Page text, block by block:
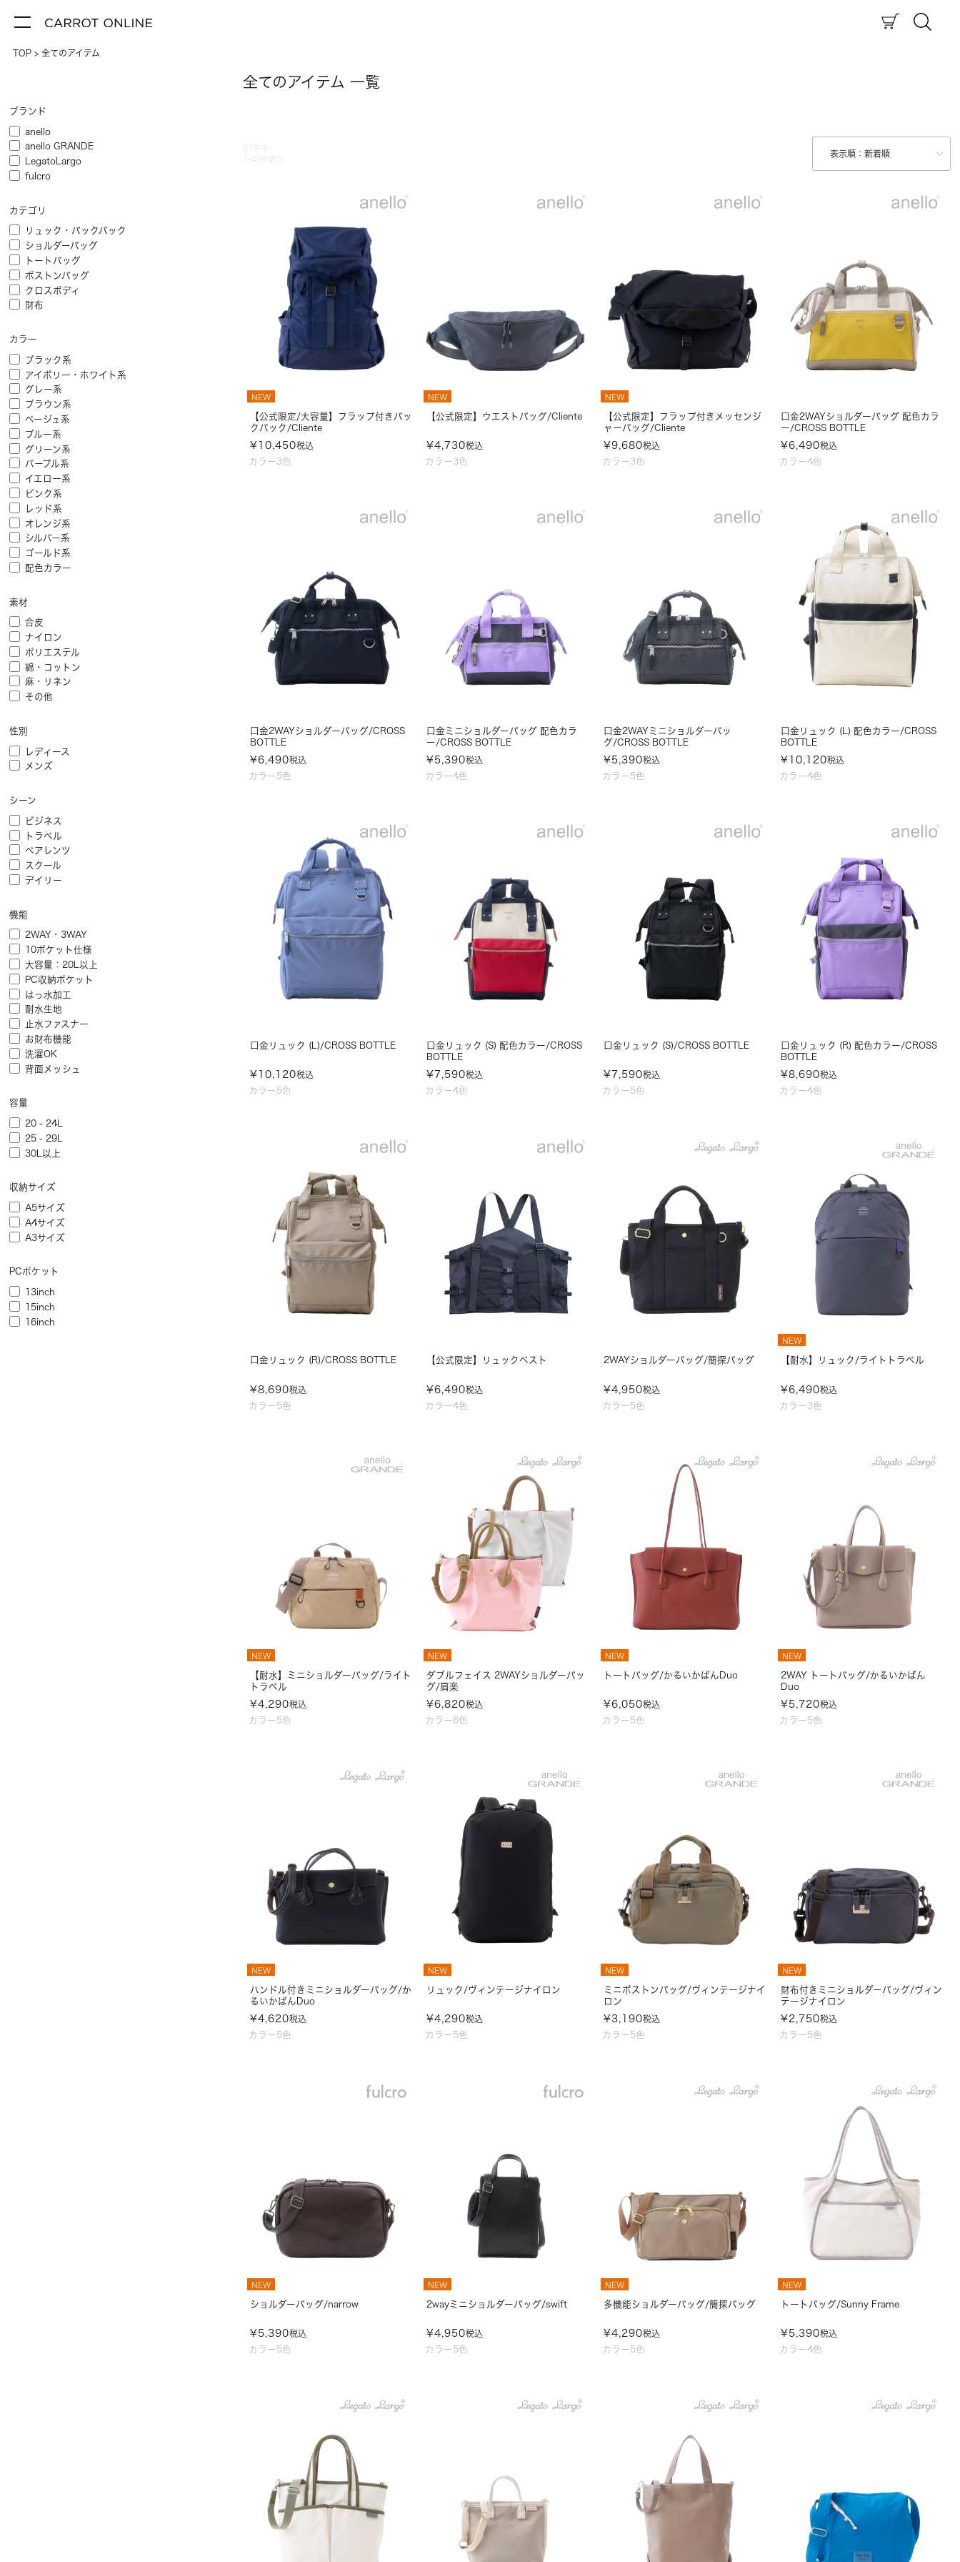
TOP 全てのアイテム
ブランド
anello
anello GRANDE
LegatoLargo
fulcro
カテゴリ
リュック・バックパック
ショルダーバッグ
トートバッグ
ボストンバッグ
クロスボディ
財布
カラー
ブラック系
アイボリー・ホワイト系
グレー系
ブラウン系
ベージュ系
ブルー系
グリーン系
パープル系
イエロー系
ピンク系
レッド系
オレンジ系
シルバー系
ゴールド系
配色カラー
素材
合皮
ナイロン
ポリエステル
綿・コットン
麻・リネン
その他
性別
レディース
メンズ
シーン
ビジネス
トラベル
ペアレンツ
スクール
デイリー
機能
2WAY・3WAY
10ポケット仕様
大容量：20L以上
PC収納ポケット
はっ水加工
耐水生地
止水ファスナー
お財布機能
洗濯OK
背面メッシュ
容量
20 - 24L
25 - 29L
30L以上
収納サイズ
A5サイズ
A4サイズ
A3サイズ
PCポケット
13inch
15inch
16inch
全てのアイテム 一覧
カラー3色
NEW
【公式限定/大容量】フラップ付きバッ
クパック/Cliente
¥ 10,450税込
カラー3色
NEW
【公式限定】ウエストバッグ/Cliente
¥4,730税込
カラー3色
NEW
【公式限定】フラップ付きメッセンジ
ャーバッグ/Cliente
¥9,680税込
カラー4色
口金2WAYショルダーバッグ 配色カラ
ー/CROSS BOTTLE
¥6,490税込
カラー5色
口金2WAYショルダーバッグ/CROSS
BOTTLE
¥6,490税込
カラー4色
口金ミニショルダーバッグ 配色カラ
ー/CROSS BOTTLE
¥ 5,390税込
カラー5色
口金2WAYミニショルダーバッ
グ/CROSS BOTTLE
¥ 5,390税込
カラー4色
口金リュック (L) 配色カラー/CROSS
BOTTLE
¥ 10,120税込
カラー5色
口金リュック (L)/CROSS BOTTLE
¥ 10,120税込
カラー4色
口金リュック (S) 配色カラー/CROSS
BOTTLE
¥ 7,590税込
カラー5色
口金リュック (S)/CROSS BOTTLE
¥ 7,590税込
カラー4色
口金リュック (R) 配色カラー/CROSS
BOTTLE
¥8,690税込
カラー5色
口金リュック (R)/CROSS BOTTLE
¥8,690税込
カラー4色
【公式限定】リュックベスト
¥6,490税込
カラー5色
2WAYショルダーバッグ/簡探バッグ
¥4,950税込
カラー3色
NEW
【耐水】リュック/ライトトラベル
¥6,490税込
カラー5色
NEW
【耐水】ミニショルダーバッグ/ライト
トラベル
¥4,290税込
カラー6色
NEW
ダブルフェイス 2WAYショルダーバッ
グ/肩楽
¥6,820税込
カラー5色
NEW
トートバッグ/かるいかばんDuo
¥6,050税込
カラー5色
NEW
2WAY トートバッグ/かるいかばん
Duo
¥5,720税込
カラー5色
NEW
ハンドル付きミニショルダーバッグ/か
るいかばんDuo
¥4,620税込
カラー5色
NEW
リュック/ヴィンテージナイロン
¥4,290税込
カラー5色
NEW
ミニボストンバッグ/ヴィンテージナイ
ロン
¥3,190税込
カラー5色
NEW
財布付きミニショルダーバッグ/ヴィン
テージナイロン
¥ 2,750税込
カラー5色
NEW
ショルダーバッグ/narrow
¥ 5,390税込
カラー5色
NEW
2wayミニショルダーバッグ/swift
¥4,950税込
カラー5色
NEW
多機能ショルダーバッグ/簡探バッグ
¥4,290税込
カラー4色
NEW
トートバッグ/Sunny Frame
¥ 5,390税込